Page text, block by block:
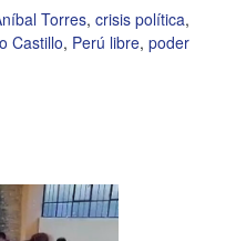
Torres, crisis política,
Castillo, Perú libre, poder